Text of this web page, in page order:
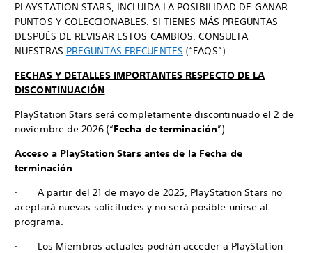
PLAYSTATION STARS, INCLUIDA LA POSIBILIDAD DE GANAR
PUNTOS Y COLECCIONABLES. SI TIENES MÁS PREGUNTAS
DESPUÉS DE REVISAR ESTOS CAMBIOS, CONSULTA
NUESTRAS PREGUNTAS FRECUENTES (“FAQS”).
FECHAS Y DETALLES IMPORTANTES RESPECTO DE LA
DISCONTINUACIÓN
PlayStation Stars será completamente discontinuado el 2 de
noviembre de 2026 (“Fecha de terminación”).
Acceso a PlayStation Stars antes de la Fecha de
terminación
· A partir del 21 de mayo de 2025, PlayStation Stars no
aceptará nuevas solicitudes y no será posible unirse al
programa.
· Los Miembros actuales podrán acceder a PlayStation